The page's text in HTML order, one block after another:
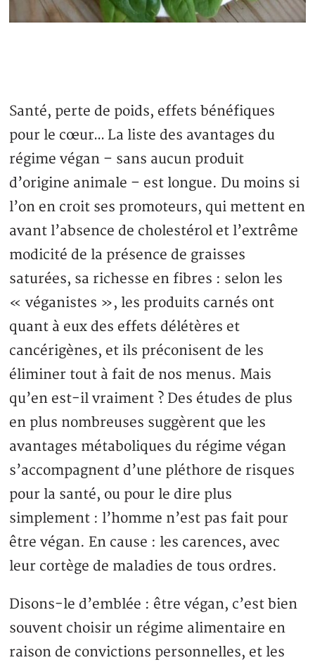
Santé, perte de poids, effets bénéfiques
pour le cœur… La liste des avantages du
régime végan – sans aucun produit
d’origine animale – est longue. Du moins si
l’on en croit ses promoteurs, qui mettent en
avant l’absence de cholestérol et l’extrême
modicité de la présence de graisses
saturées, sa richesse en fibres : selon les
« véganistes », les produits carnés ont
quant à eux des effets délétères et
cancérigènes, et ils préconisent de les
éliminer tout à fait de nos menus. Mais
qu’en est-il vraiment ? Des études de plus
en plus nombreuses suggèrent que les
avantages métaboliques du régime végan
s’accompagnent d’une pléthore de risques
pour la santé, ou pour le dire plus
simplement : l’homme n’est pas fait pour
être végan. En cause : les carences, avec
leur cortège de maladies de tous ordres.
Disons-le d’emblée : être végan, c’est bien
souvent choisir un régime alimentaire en
raison de convictions personnelles, et les